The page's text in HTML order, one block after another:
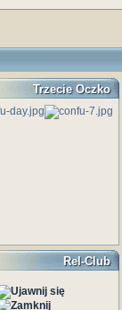
Trzecie Oczko
Rel-Club